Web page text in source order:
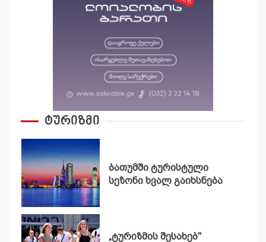
ტურიზმი
ბათუმში ტურისტული
სეზონი ხვალ გაიხსნება
„ტურიზმის შესახებ"